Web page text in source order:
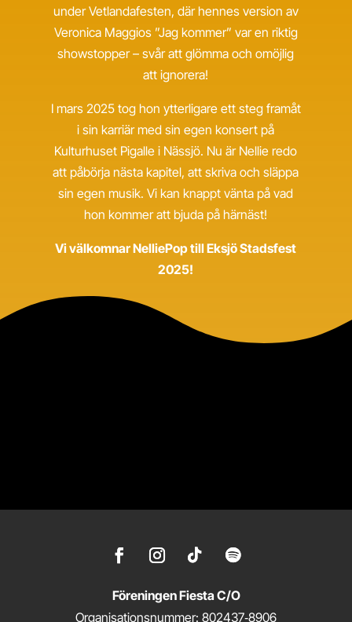
under Vetlandafesten, där hennes version av
Veronica Maggios ”Jag kommer” var en riktig
showstopper – svår att glömma och omöjlig
att ignorera!
I mars 2025 tog hon ytterligare ett steg framåt
i sin karriär med sin egen konsert på
Kulturhuset Pigalle i Nässjö. Nu är Nellie redo
att påbörja nästa kapitel, att skriva och släppa
sin egen musik. Vi kan knappt vänta på vad
hon kommer att bjuda på härnäst!
Vi välkomnar NelliePop till Eksjö Stadsfest
2025!
Föreningen Fiesta C/O
Organisationsnummer: 802437‑8906